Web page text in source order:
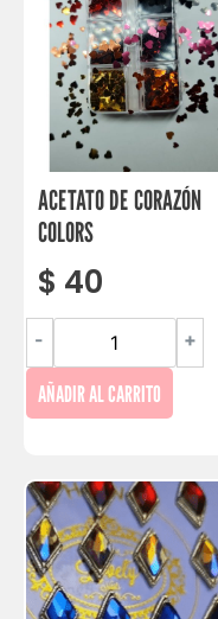
ACETATO DE CORAZÓN
COLORS
$ 40
- +
AÑADIR AL CARRITO